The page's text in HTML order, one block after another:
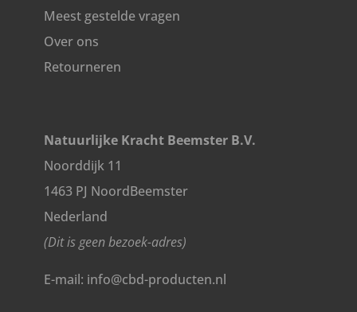
Meest gestelde vragen
Over ons
Retourneren
Natuurlijke Kracht Beemster B.V.
Noorddijk 11
1463 PJ NoordBeemster
Nederland
(Dit is geen bezoek-adres)
E-mail: info@cbd-producten.nl